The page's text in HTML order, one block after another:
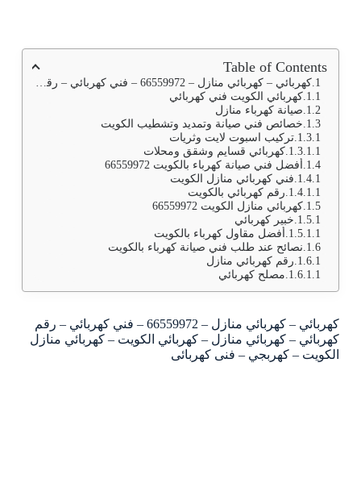
Table of Contents
كهربائي – كهربائي منازل – 66559972 – فني كهربائي – رقم كهربائي – كهربائي منازل – كهربائي الكويت – كهربائي منازل الكويت – كهربجي – فنى كهربائى
كهربائي الكويت فني كهربائي
صيانة كهرباء منازل
خصائص فني صيانة وتمديد وتشطيب الكويت
تركيب اسبوت لايت وثريات
كهربائي قسايم وشقق ومحلات
أفضل فني صيانة كهرباء بالكويت 66559972
فني كهربائي منازل الكويت
رقم كهربائي بالكويت
كهربائي منازل الكويت 66559972
خبير كهربائي
أفضل مقاول كهرباء بالكويت
نصائح عند طلب فني صيانة كهرباء بالكويت
رقم كهربائي منازل
مصلح كهربائي
كهربائي – كهربائي منازل – 66559972 – فني كهربائي – رقم
كهربائي – كهربائي منازل – كهربائي الكويت – كهربائي منازل
الكويت – كهربجي – فنى كهربائى